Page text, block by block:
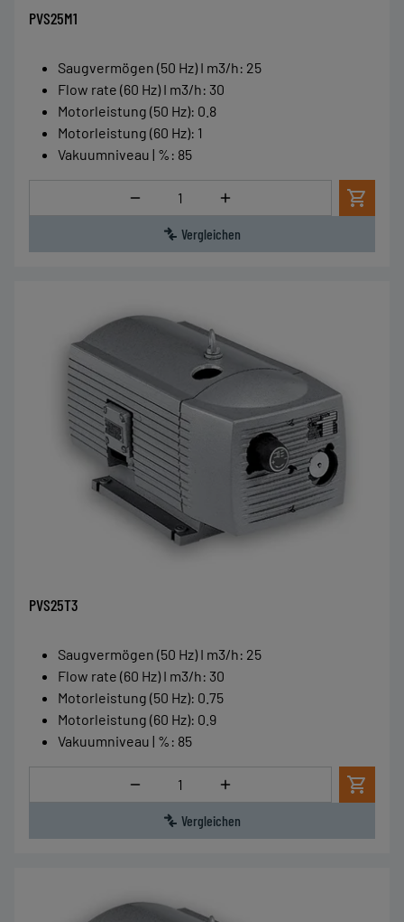
PVS25M1
Saugvermögen (50 Hz) I m3/h: 25
Flow rate (60 Hz) I m3/h: 30
Motorleistung (50 Hz): 0.8
Motorleistung (60 Hz): 1
Vakuumniveau | % : 85
Menge
Vergleichen
PVS25T3
Saugvermögen (50 Hz) I m3/h: 25
Flow rate (60 Hz) I m3/h: 30
Motorleistung (50 Hz): 0.75
Motorleistung (60 Hz): 0.9
Vakuumniveau | % : 85
Menge
Vergleichen